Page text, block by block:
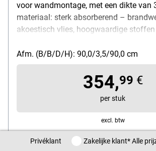
voor wandmontage, met een dikte van
materiaal: sterk absorberend –
akoestisch vlies, hoogwaardige
Afm. (B/B/D/H): 90,0/3,5/90,0 cm
354,99 €
per stuk
excl. btw
Directe levering per pakjesdienst, ca. 14 - 15
PrivéklantPrivéklant / Zakelijke klant
Zakelijke klant* Alle